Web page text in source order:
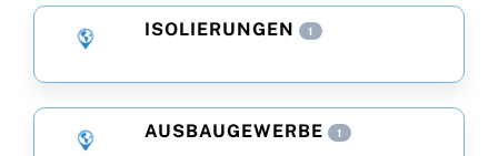
ISOLIERUNGEN 1
AUSBAUGEWERBE 1